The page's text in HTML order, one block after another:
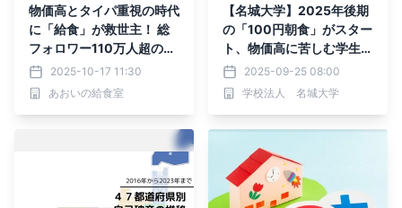
物価高とタイパ重視の時代
に「給食」が救世主！ 総
フォロワー110万人超の管
理栄養士あおいが「4種の
神献立」開発プロジェクト
を始動
2025-10-17 11:30
あおいの給食室
【名城大学】2025年後期
の「100円朝食」がスター
ト、物価高に苦しむ学生の
味方に2025-09-25 08:00
学校法人 名城大学